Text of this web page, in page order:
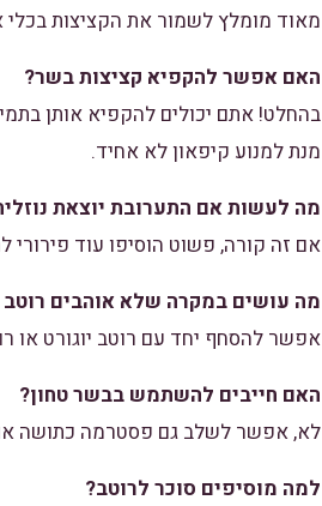
מאוד מומלץ לשמור את הקציצות בכלי
האם אפשר להקפיא קציצות בשר?
בהחלט! אתם יכולים להקפיא אותן
מנת למנוע קיפאון לא אחיד.
מה לעשות אם התערובת יוצאת
אם זה קורה, פשוט הוסיפו עוד
מה עושים במקרה שלא אוהבים רוטב
אפשר להסחף יחד עם רוטב יוגורט או
האם חייבים להשתמש בבשר טחון?
לא, אפשר לשלב גם פסטרמה כתושה או
למה מוסיפים סוכר לרוטב?